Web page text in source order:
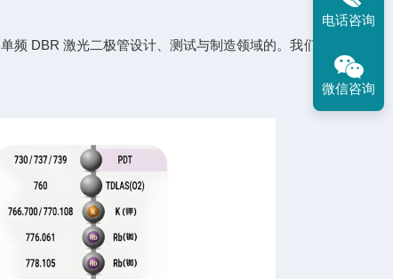
DBR 激光二极管设计、测试与制造领域的。我们的技术
电话咨询
微信咨询